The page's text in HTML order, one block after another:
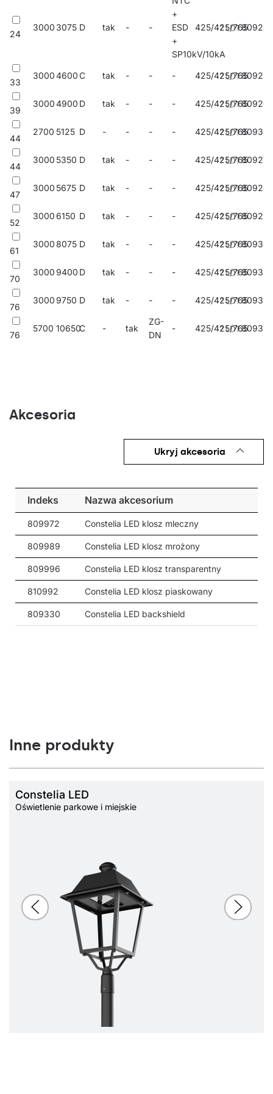
dostęp beznarzędziowy zabezpieczony rozłącznikiem
nożowym odłączającym napięcie modułu zintegrowanego
w razie otwarcia komory.
stylizowane szybki w przeobrażające wygląd zewnętrzny
współpraca z systemami sterowania, zabezpieczenie
dodatkowe zabezpieczenie SP10kV poza zasilaczem,
wykonanie z przewodem zakończonym szybko złączka;
Certyfikaty: CE, RoHS, ENEC, ENEC+, Zhaga-D4i.
Zastosowanie
Strefy zewnętrzne miejsc takich jak: ratusze, biblioteki, urzędy
miasta, placówki zdrowotne, szkoły, przedszkola, ogrody
publiczne, ulice, chodniki, obszary rekreacyjne: boiska, place
zabaw, ścieżki rowerowe, miejsca historyczne, starówki.
24
3000 3075 D tak - -
+
ESD
+
SP10kV/10kA
425/425/765
33
30004600C tak - - - 425/425/765809255
39
30004900 D tak - - - 425/425/765
44
2700 5125 D - - - - 425/425/765809361
44
3000 5350 D tak - - - 425/425/765809279
47
3000 5675 D tak - - - 425/425/765
52
30006150 D tak - - - 425/425/765
61
30008075 D tak - - - 425/425/765
70
30009400 D tak - - - 425/425/765
76
30009750 D tak - - - 425/425/765809347
76
5700 10650C - tak
ZG-
DN
- 425/425/765809378
Akcesoria
Ukryj akcesoria
Indeks Nazwa akcesorium
809972 Constelia LED klosz mleczny
809989 Constelia LED klosz mrożony
809996 Constelia LED klosz transparentny
810992 Constelia LED klosz piaskowany
809330 Constelia LED backshield
Inne produkty
Constelia LED
Oświetlenie parkowe i miejskie